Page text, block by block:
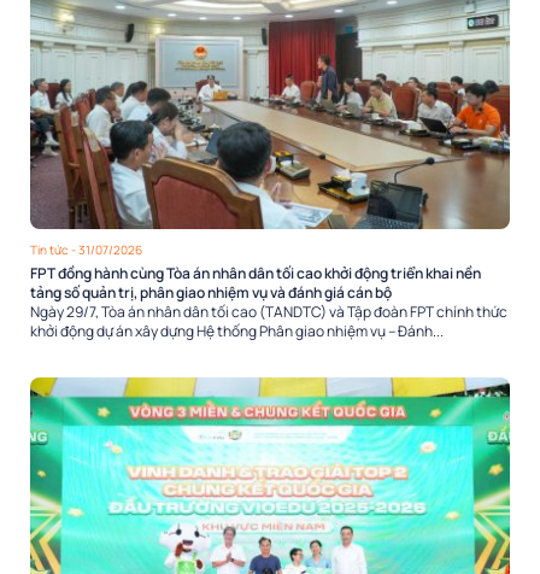
Tin tức - 31/07/2026
FPT đồng hành cùng Tòa án nhân dân tối cao khởi động triển khai nền
tảng số quản trị, phân giao nhiệm vụ và đánh giá cán bộ
Ngày 29/7, Tòa án nhân dân tối cao (TANDTC) và Tập đoàn FPT chính thức
khởi động dự án xây dựng Hệ thống Phân giao nhiệm vụ – Đánh...